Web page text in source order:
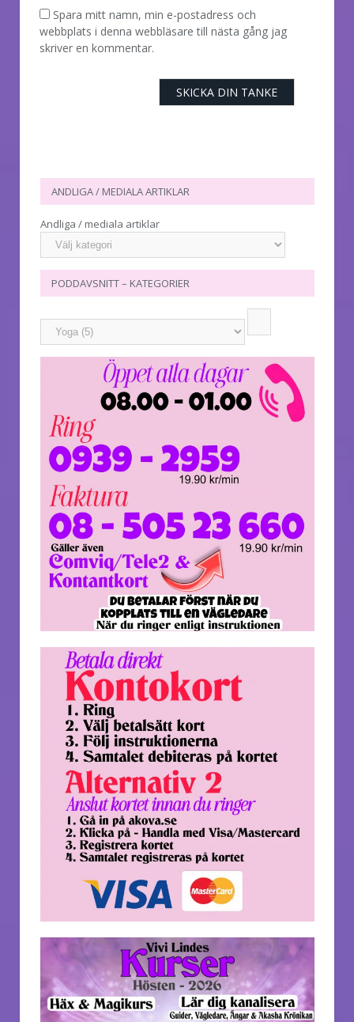
Spara mitt namn, min e-postadress och
webbplats i denna webbläsare till nästa gång jag
skriver en kommentar.
ANDLIGA / MEDIALA ARTIKLAR
Andliga / mediala artiklar
PODDAVSNITT – KATEGORIER